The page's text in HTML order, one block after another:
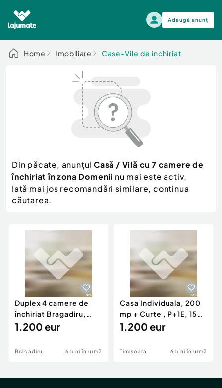
Adaugă anunț
Alege categoria
Auto, moto si ambarcatiuni
Electronice si electrocasnice
Mama si copilul
Moda si frumusete
Sport, timp liber, arta
Animale de companie
Afaceri și echipamente profesionale
Inchiriere Bunuri si Vehicule
Auto, moto si ambarcatiuni
Scutere - ATV - UTV
Autoutilitare
Ambarcatiuni
Camioane - Rulote - Remorci
Utilaje agricole si industriale
Piese auto si accesorii
Dacia Duster
Home Imobiliare Case-Vile de inchiriat
Din păcate, anunțul Casă / Vilă cu 7 camere de
închiriat în zona Domenii nu mai este activ.
Iată mai jos recomandări similare, continua
căutarea.
Duplex 4 camere de
închiriat Bragadiru,
curte 100 mp, pa...
1.200 eur
Bragadiru 6 luni în urmă
Casa Individuala, 200
mp + Curte , P+1E, 150
mp, zona Girocu
1.200 eur
Timisoara 6 luni în urmă